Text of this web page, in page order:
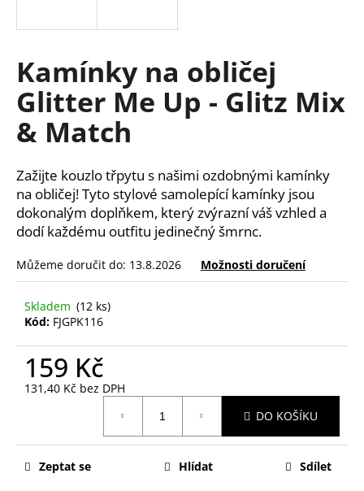
Kamínky na obličej
Glitter Me Up - Glitz Mix
& Match
Zažijte kouzlo třpytu s našimi ozdobnými kamínky
na obličej! Tyto stylové samolepící kamínky jsou
dokonalým doplňkem, který zvýrazní váš vzhled a
dodí každému outfitu jedinečný šmrnc.
Můžeme doručit do: 13.8.2026 Možnosti doručení
Skladem (12 ks)
Kód: FJGPK116
159 Kč
131,40 Kč bez DPH
DO KOŠÍKU
Zeptat se Hlídat Sdílet
í
t
?
HLEDAT
D
o
o
u
u